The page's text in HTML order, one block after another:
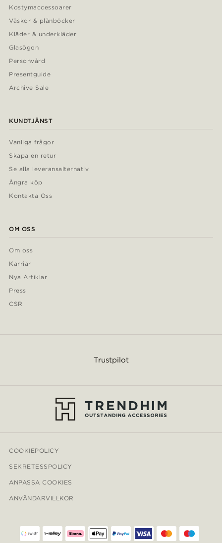
Kostymaccessoarer
Väskor & plånböcker
Kläder & underkläder
Glasögon
Personvård
Presentguide
Archive Sale
KUNDTJÄNST
Vanliga frågor
Skapa en retur
Se alla leveransalternativ
Ångra köp
Kontakta Oss
OM OSS
Om oss
Karriär
Nya Artiklar
Press
CSR
Trustpilot
COOKIEPOLICY
SEKRETESSPOLICY
ANPASSA COOKIES
ANVÄNDARVILLKOR